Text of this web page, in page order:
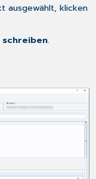
ausgewählt, klicken
.